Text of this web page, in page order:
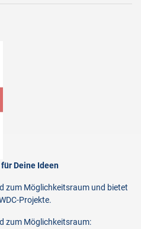
Deine Ideen
zum Möglichkeitsraum und bietet
Projekte.
zum Möglichkeitsraum: